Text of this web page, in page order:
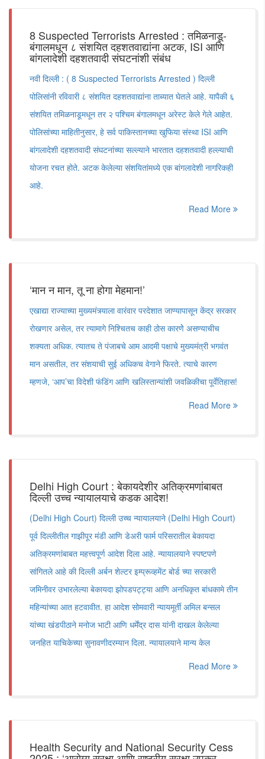
8 Suspected Terrorists Arrested : तमिळनाडू-
बंगालमधून ८ संशयित दहशतवाद्यांना अटक, ISI आणि
बांगलादेशी दहशतवादी संघटनांशी संबंध
नवी दिल्ली : ( 8 Suspected Terrorists Arrested ) दिल्ली
पोलिसांनी रविवारी ८ संशयित दहशतवाद्यांना ताब्यात घेतले आहे. यापैकी ६
संशयित तमिळनाडूमधून तर २ पश्चिम बंगालमधून अरेस्ट केले गेले आहेत.
पोलिसांच्या माहितीनुसार, हे सर्व पाकिस्तानच्या खुफिया संस्था ISI आणि
बांगलादेशी दहशतवादी संघटनांच्या सल्ल्याने भारतात दहशतवादी हल्ल्याची
योजना रचत होते. अटक केलेल्या संशयितांमध्ये एक बांगलादेशी नागरिकही
आहे.
Read More
‌‘मान न मान, तू ना होगा मेहमान!‌’
एखाद्या राज्याच्या मुख्यमंत्र्याला वारंवार परदेशात जाण्यापासून केंद्र सरकार
रोखणार असेल, तर त्यामागे निश्चितच काही ठोस कारणेे असण्याचीच
शक्यता अधिक. त्यातच ते पंजाबचे आम आदमी पक्षाचे मुख्यमंत्री भगवंत
मान असतील, तर संशयाची सुई अधिकच वेगाने फिरते. त्याचे कारण
म्हणजे, ‌‘आप‌’चा विदेशी फंडिंग आणि खलिस्तान्यांशी जवळिकीचा पूर्वेतिहास!
Read More
Delhi High Court : बेकायदेशीर अतिक्रमणांबाबत
दिल्ली उच्च न्यायालयाचे कडक आदेश!
(Delhi High Court) दिल्ली उच्च न्यायालयाने (Delhi High Court)
पूर्व दिल्लीतील गाझीपूर मंडी आणि डेअरी फार्म परिसरातील बेकायदा
अतिक्रमणांबाबत महत्त्वपूर्ण आदेश दिला आहे. न्यायालयाने स्पष्टपणे
सांगितले आहे की दिल्ली अर्बन शेल्टर इम्प्रूव्हमेंट बोर्ड च्या सरकारी
जमिनीवर उभारलेल्या बेकायदा झोपडपट्ट्या आणि अनधिकृत बांधकामे तीन
महिन्यांच्या आत हटवावीत. हा आदेश सोमवारी न्यायमूर्ती अमिल बन्सल
यांच्या खंडपीठाने मनोज भाटी आणि धर्मेंद्र दास यांनी दाखल केलेल्या
जनहित याचिकेच्या सुनावणीदरम्यान दिला. न्यायालयाने मान्य केल
Read More
Health Security and National Security Cess